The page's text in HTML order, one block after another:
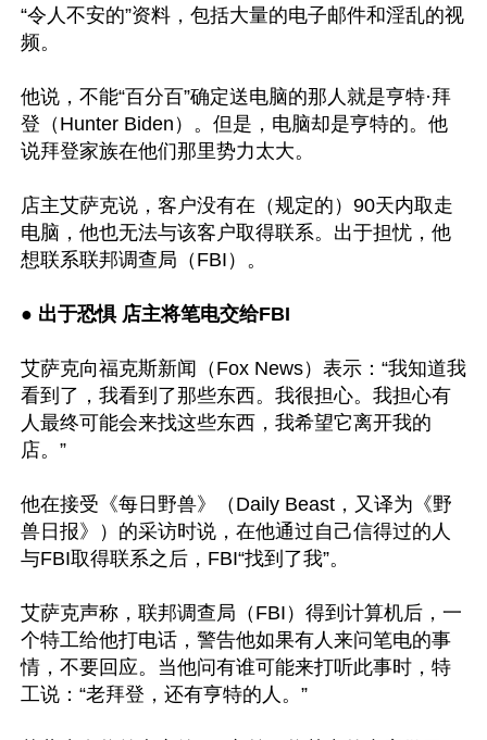
“令人不安的”资料，包括大量的电子邮件和淫乱的视
频。
他说，不能“百分百”确定送电脑的那人就是亨特·拜
登（Hunter Biden）。但是，电脑却是亨特的。他
说拜登家族在他们那里势力太大。
店主艾萨克说，客户没有在（规定的）90天内取走
电脑，他也无法与该客户取得联系。出于担忧，他
想联系联邦调查局（FBI）。
● 出于恐惧 店主将笔电交给FBI
艾萨克向福克斯新闻（Fox News）表示：“我知道我
看到了，我看到了那些东西。我很担心。我担心有
人最终可能会来找这些东西，我希望它离开我的
店。”
他在接受《每日野兽》（Daily Beast，又译为《野
兽日报》）的采访时说，在他通过自己信得过的人
与FBI取得联系之后，FBI“找到了我”。
艾萨克声称，联邦调查局（FBI）得到计算机后，一
个特工给他打电话，警告他如果有人来问笔电的事
情，不要回应。当他问有谁可能来打听此事时，特
工说：“老拜登，还有亨特的人。”